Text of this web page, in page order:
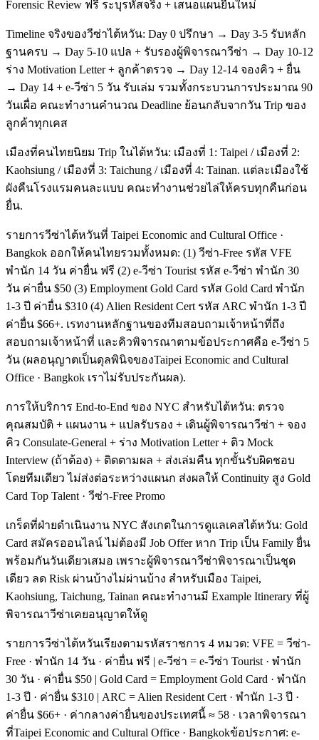
Forensic Review ฟรี ระบุรหัสจริง + เสนอแผนยื่นใหม่
Timeline จริงของวีซ่าไต้หวัน: Day 0 ปรึกษา → Day 3-5 รับหลัก
ฐานครบ → Day 5-10 แปล + รับรองผู้พิจารณาวีซ่า → Day 10-12
ร่าง Motivation Letter + ลูกค้าตรวจ → Day 12-14 จองคิว + ยื่น
→ Day 14 + e-วีซ่า 5 วัน รับเล่ม รวมทั้งกระบวนการประมาณ 90
วันเผื่อ คณะทำงานคำนวณ Deadline ย้อนกลับจากวัน Trip ของ
ลูกค้าทุกเคส
เมืองที่คนไทยนิยม Trip ในไต้หวัน: เมืองที่ 1: Taipei / เมืองที่ 2:
Kaohsiung / เมืองที่ 3: Taichung / เมืองที่ 4: Tainan. แต่ละเมืองใช้
ผังคืนโรงแรมคนละแบบ คณะทำงานช่วยไล่ให้ครบทุกคืนก่อน
ยื่น.
รายการวีซ่าไต้หวันที่ Taipei Economic and Cultural Office ·
Bangkok ออกให้คนไทยรวมทั้งหมด: (1) วีซ่า-Free รหัส VFE
พำนัก 14 วัน ค่ายื่น ฟรี (2) e-วีซ่า Tourist รหัส e-วีซ่า พำนัก 30
วัน ค่ายื่น $50 (3) Employment Gold Card รหัส Gold Card พำนัก
1-3 ปี ค่ายื่น $310 (4) Alien Resident Cert รหัส ARC พำนัก 1-3 ปี
ค่ายื่น $66+. เรทงานหลักฐานของทีมสอบถามเจ้าหน้าที่ถึง
สอบถามเจ้าหน้าที่ และคิวพิจารณาตามข้อประกาศคือ e-วีซ่า 5
วัน (ผลอนุญาตเป็นดุลพินิจของTaipei Economic and Cultural
Office · Bangkok เราไม่รับประกันผล).
การให้บริการ End-to-End ของ NYC สำหรับไต้หวัน: ตรวจ
คุณสมบัติ + แผนงาน + แปลรับรอง + เดินผู้พิจารณาวีซ่า + จอง
คิว Consulate-General + ร่าง Motivation Letter + ติว Mock
Interview (ถ้าต้อง) + ติดตามผล + ส่งเล่มคืน ทุกขั้นรับผิดชอบ
โดยทีมเดียว ไม่ส่งต่อระหว่างแผนก ส่งผลให้ Continuity สูง Gold
Card Top Talent · วีซ่า-Free Promo
เกร็ดที่ฝ่ายดำเนินงาน NYC สังเกตในการดูแลเคสไต้หวัน: Gold
Card สมัครออนไลน์ ไม่ต้องมี Job Offer หาก Trip เป็น Family ยื่น
พร้อมกันวันเดียวเสมอ เพราะผู้พิจารณาวีซ่าพิจารณาเป็นชุด
เดียว ลด Risk ผ่านบ้างไม่ผ่านบ้าง สำหรับเมือง Taipei,
Kaohsiung, Taichung, Tainan คณะทำงานมี Example Itinerary ที่ผู้
พิจารณาวีซ่าเคยอนุญาตให้ดู
รายการวีซ่าไต้หวันเรียงตามรหัสราชการ 4 หมวด: VFE = วีซ่า-
Free · พำนัก 14 วัน · ค่ายื่น ฟรี | e-วีซ่า = e-วีซ่า Tourist · พำนัก
30 วัน · ค่ายื่น $50 | Gold Card = Employment Gold Card · พำนัก
1-3 ปี · ค่ายื่น $310 | ARC = Alien Resident Cert · พำนัก 1-3 ปี ·
ค่ายื่น $66+ · ค่ากลางค่ายื่นของประเทศนี้ ≈ 58 · เวลาพิจารณา
ที่Taipei Economic and Cultural Office · Bangkokข้อประกาศ: e-